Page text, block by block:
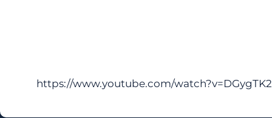
https://www.youtube.com/